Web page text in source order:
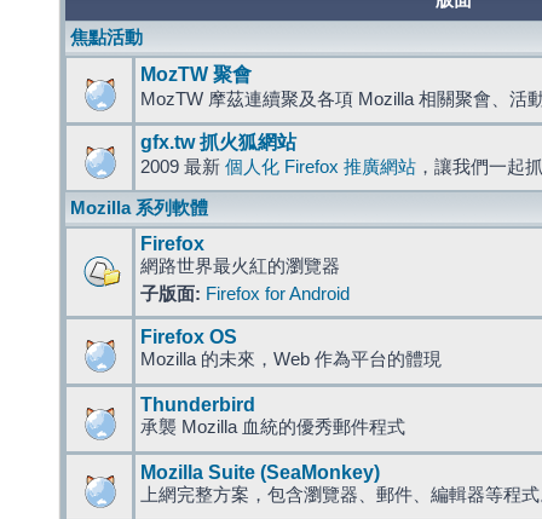
焦點活動
MozTW 聚會
MozTW 摩茲連續聚及各項 Mozilla 相關聚會、活
gfx.tw 抓火狐網站
2009 最新 個人化 Firefox 推廣網站 ，讓我們一起
Mozilla 系列軟體
Firefox
網路世界最火紅的瀏覽器
子版面: Firefox for Android
Firefox OS
Mozilla 的未來，Web 作為平台的體現
Thunderbird
承襲 Mozilla 血統的優秀郵件程式
Mozilla Suite (SeaMonkey)
上網完整方案，包含瀏覽器、郵件、編輯器等程